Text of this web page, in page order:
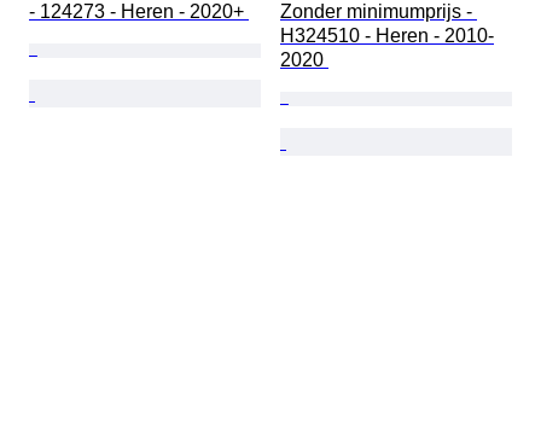
- 124273 - Heren - 2020+
Zonder minimumprijs -
H324510 - Heren - 2010-
2020